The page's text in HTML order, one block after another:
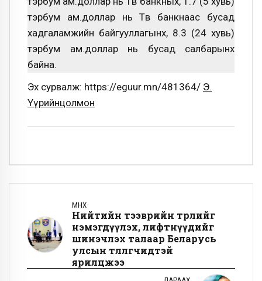
тэрбум ам.доллар нь Төв банкнаас бусад
хадгаламжийн байгууллагынх, 8.3 (24 хувь)
тэрбум ам.доллар нь бусад салбарынх
байна.
Эх сурвалж: https://eguur.mn/481364/ Э.
Үүрийнцолмон
ӨМНӨХ
Нийтийн тээврийн төрлийг
нэмэгдүүлэх, лифтнүүдийг
шинэчлэх талаар Беларусь
улсын төлөөлөгчидтэй
ярилцжээ